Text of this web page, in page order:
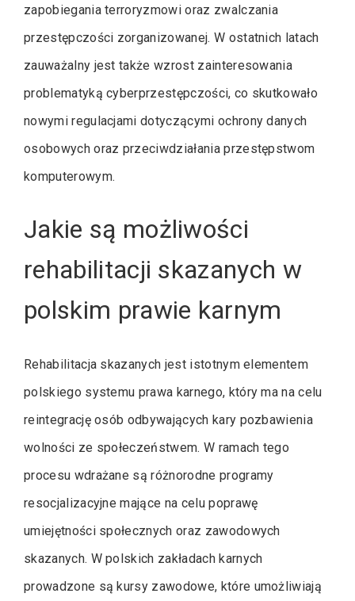
zapobiegania terroryzmowi oraz zwalczania
przestępczości zorganizowanej. W ostatnich latach
zauważalny jest także wzrost zainteresowania
problematyką cyberprzestępczości, co skutkowało
nowymi regulacjami dotyczącymi ochrony danych
osobowych oraz przeciwdziałania przestępstwom
komputerowym.
Jakie są możliwości
rehabilitacji skazanych w
polskim prawie karnym
Rehabilitacja skazanych jest istotnym elementem
polskiego systemu prawa karnego, który ma na celu
reintegrację osób odbywających kary pozbawienia
wolności ze społeczeństwem. W ramach tego
procesu wdrażane są różnorodne programy
resocjalizacyjne mające na celu poprawę
umiejętności społecznych oraz zawodowych
skazanych. W polskich zakładach karnych
prowadzone są kursy zawodowe, które umożliwiają